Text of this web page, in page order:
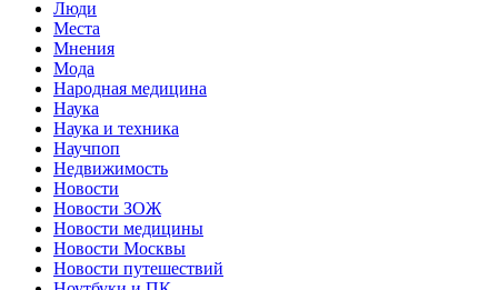
Люди
Места
Мнения
Мода
Народная медицина
Наука
Наука и техника
Научпоп
Недвижимость
Новости
Новости ЗОЖ
Новости медицины
Новости Москвы
Новости путешествий